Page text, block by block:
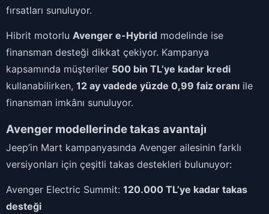
fırsatları sunuluyor.
Hibrit motorlu Avenger e-Hybrid modelinde ise
finansman desteği dikkat çekiyor. Kampanya
kapsamında müşteriler 500 bin TL’ye kadar kredi
kullanabilirken, 12 ay vadede yüzde 0,99 faiz oranı ile
finansman imkânı sunuluyor.
Avenger modellerinde takas avantajı
Jeep’in Mart kampanyasında Avenger ailesinin farklı
versiyonları için çeşitli takas destekleri bulunuyor:
Avenger Electric Summit: 120.000 TL’ye kadar takas
desteği